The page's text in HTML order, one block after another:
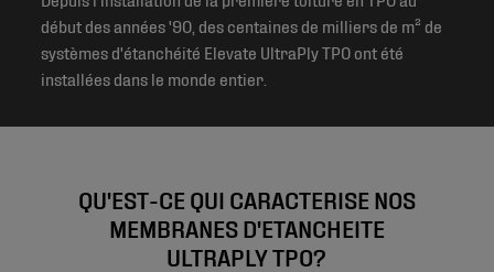
début des années '90, des centaines de milliers de m² de
systèmes d'étanchéité Elevate UltraPly TPO ont été
installées dans le monde entier.
QU'EST-CE QUI CARACTERISE NOS
MEMBRANES D'ETANCHEITE
ULTRAPLY TPO?